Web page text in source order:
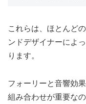
これらは、ほとんど
ンドデザイナーによ
ります。
フォーリーと音響効
組み合わせが重要なの